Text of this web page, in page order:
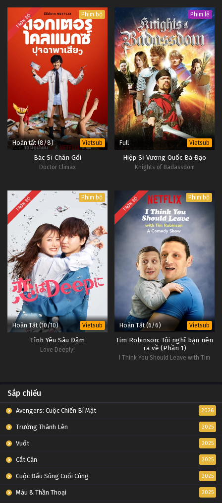
TRỌN BỘ Phim bộ
Hoàn tất (8/8) Vietsub
Bác Sĩ Chăn Gối
Doctor Climax
Phim lẻ
Full Vietsub
Hiệp Sĩ Vương Quốc Bá Đạo
Knights of Badassdom
TRỌN BỘ Phim bộ
Hoàn Tất (10/10) Vietsub
Tình Yêu Sâu Đậm
Love Deeply!
TRỌN BỘ Phim bộ
Hoàn Tất (6/6) Vietsub
Tim Robinson: Tôi nghĩ bạn nên
ra về (Phần 1)
I Think You Should Leave with Tim
Sắp chiếu
Avengers: Cuộc Chiến Bí Mật 2026
Trưởng Thành Lên 2025
Vuốt 2025
Cắt Cân 2025
Cuộc Đấu Súng Cuối Cùng 2025
Máu & Thần Thoại 2025